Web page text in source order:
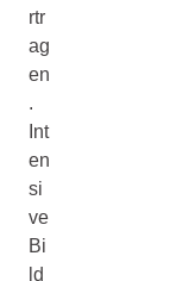
rtr
ag
en
.
Int
en
si
ve
Bi
ld